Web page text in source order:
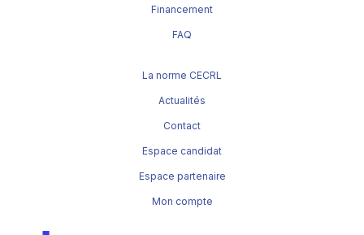
Financement
FAQ
La norme CECRL
Actualités
Contact
Espace candidat
Espace partenaire
Mon compte